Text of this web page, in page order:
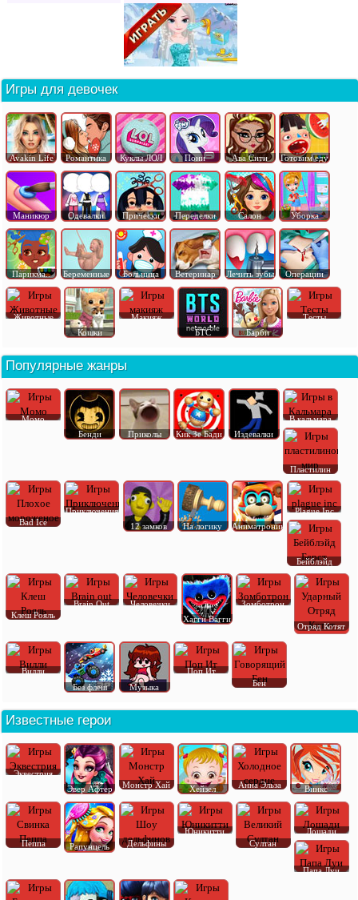
Игры для девочек
Avakin Life Романтика Куклы ЛОЛ Пони Ава Сити Готовим еду
Маникюр Одевалки Прически Переделки Салон Уборка
Парикма.. Беременные Больница Ветеринар Лечить зубы Операции
Животные
Кошки
Макияж
БТС
Барби
Тесты
Популярные жанры
Момо
Бенди
Приколы Кик Зе Бади Издевалки
В кальмара
Пластилин
Bad Ice
Приключения
12 замков
На логику Аниматроник
Plague Inc
Бейблэйд
Клеш Рояль
Brain Out
Человечки
Хагги Вагги
Зомботрон
Отряд Котят
Вилли
Без флеш
Музыка
Поп Ит
Бен
Известные герои
Эквестрия
Эвер Афтер
Монстр Хай Хейзел Анна Эльза Винкс
Пеппа Рапунцель Дельфины
Юникитти
Султан
Лошади
Папа Луи